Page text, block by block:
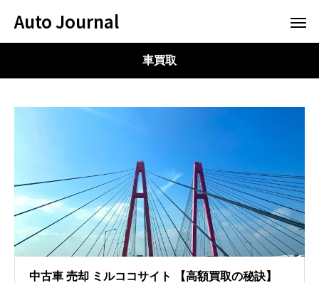
Auto Journal
車買取
中古車 売却 ミルココサイト 【高額買取の秘訣】